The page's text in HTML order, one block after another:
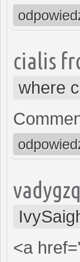
cialis
where
<a